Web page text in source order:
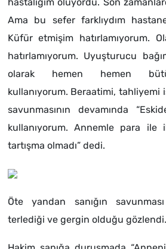
Ama bu sefer farklıydım
Küfür etmişim hatırlamıyorum.
hatırlamıyorum. Uyuşturucu
olarak hemen hemen
kullanıyorum. Beraatimi, tahliyemi
savunmasının devamında
kullanıyorum. Annemle para ile
tartışma olmadı” dedi.
Öte yandan sanığın
terlediği ve gergin olduğu gözlendi.